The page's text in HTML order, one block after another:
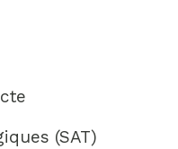
(SAT)